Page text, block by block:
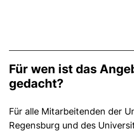
Für wen ist das
gedacht?
Für alle Mitarbeitenden der
Regensburg und des